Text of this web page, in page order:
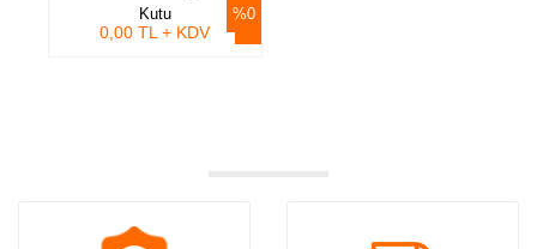
%0
Kutu
0,00 TL + KDV